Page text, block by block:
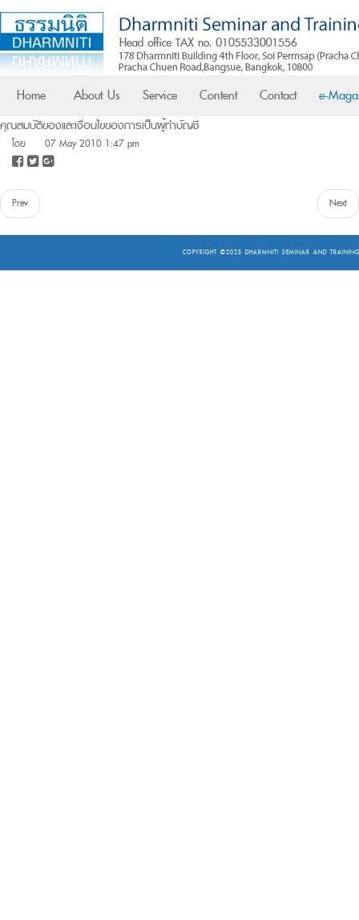
Home About Us Service Content Contact e-
คุณสมบัติของและเงื่อนไขของการเป็นผู้ทำบัญชี
โดย 07 May 2010 1:47 pm
Prev Next
COPYRIGHT ©2025 DHARMNITI SEMINAR AND